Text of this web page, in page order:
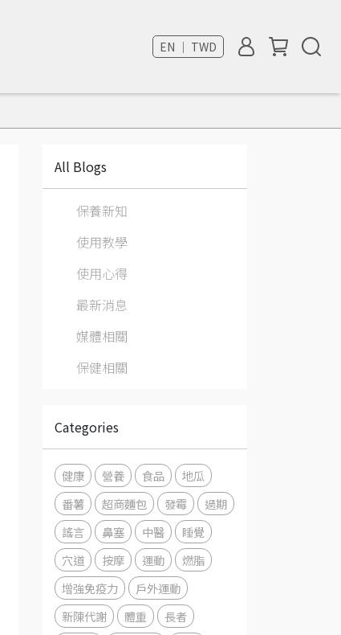
EN ｜ TWD
All Blogs
保養新知
使用教學
使用心得
最新消息
媒體相關
保健相關
Categories
健康 營養 食品
地瓜
番薯
超商麵包 發霉
過期
謠言
鼻塞 中醫
睡覺
穴道
按摩 運動
燃脂
增強免疫力
戶外運動
新陳代謝
體重
長者